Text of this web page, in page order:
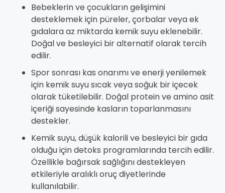
Bebeklerin ve çocukların gelişimini
desteklemek için püreler, çorbalar veya ek
gıdalara az miktarda kemik suyu eklenebilir.
Doğal ve besleyici bir alternatif olarak tercih
edilir.
Spor sonrası kas onarımı ve enerji yenilemek
için kemik suyu sıcak veya soğuk bir içecek
olarak tüketilebilir. Doğal protein ve amino asit
içeriği sayesinde kasların toparlanmasını
destekler.
Kemik suyu, düşük kalorili ve besleyici bir gıda
olduğu için detoks programlarında tercih edilir.
Özellikle bağırsak sağlığını destekleyen
etkileriyle aralıklı oruç diyetlerinde
kullanılabilir.